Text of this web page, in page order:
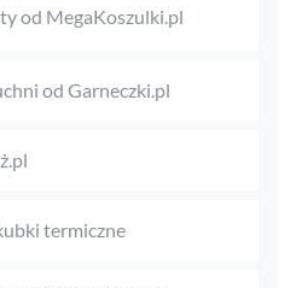
od MegaKoszulki.pl
od Garneczki.pl
termiczne